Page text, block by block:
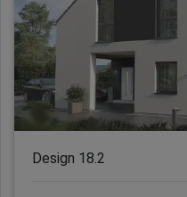
Design 18.2